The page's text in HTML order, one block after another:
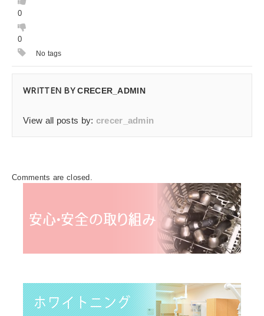
0
0
No tags
WRITTEN BYCRECER_ADMIN
View all posts by: crecer_admin
Comments are closed.